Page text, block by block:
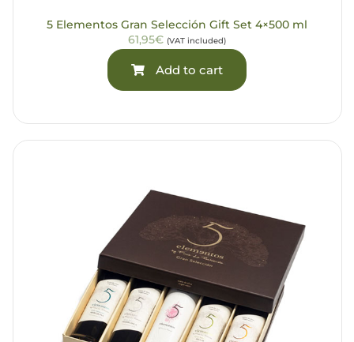
5 Elementos Gran Selección Gift Set 4×500 ml
61,95€ (VAT included)
Add to cart